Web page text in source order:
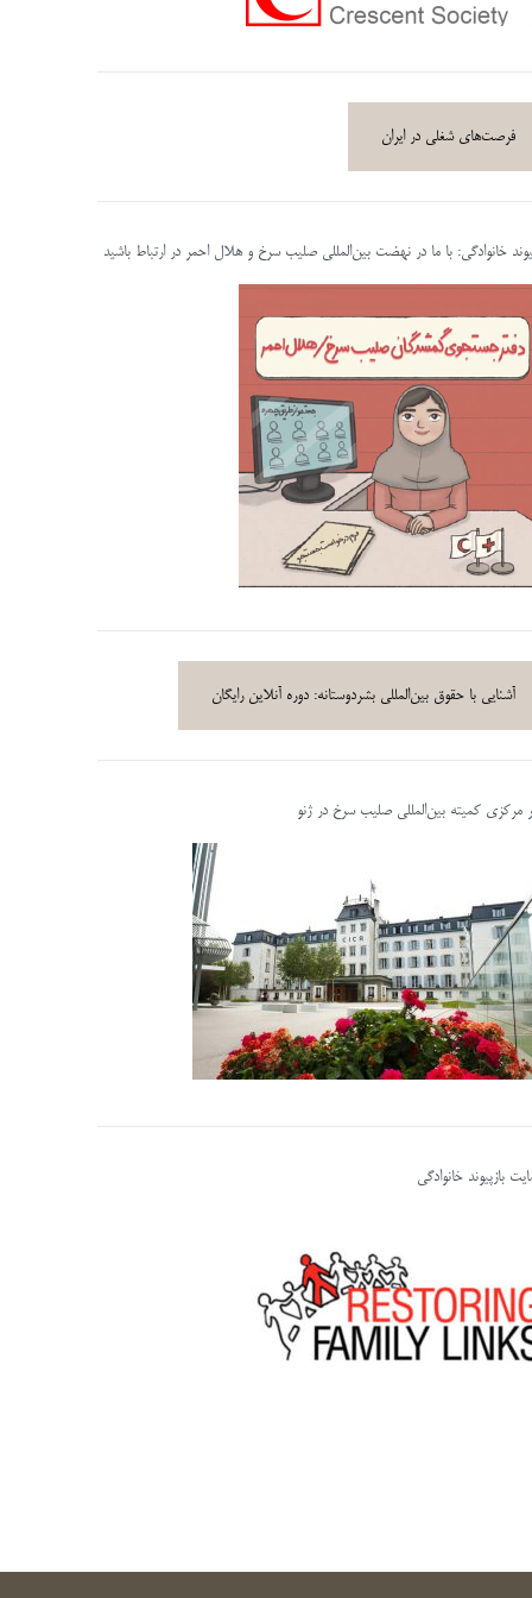
فرصت‌های شغلی در ایران
خانوادگی: با ما در نهضت بین‌المللی صلیب سرخ و هلال احمر در ارتباط باشید
آشنایی با حقوق بین‌المللی بشردوستانه: دوره آنلاین رایگان
مرکزی کمیته بین‌المللی صلیب سرخ در ژنو
بازپیوند خانوادگی